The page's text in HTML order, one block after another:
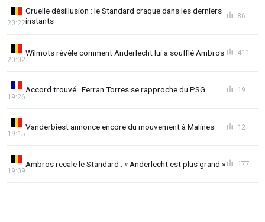
Cruelle désillusion : le Standard craque dans les derniers
instants
20:22
86
Wilmots révèle comment Anderlecht lui a soufflé Ambros
20:02
411
Accord trouvé : Ferran Torres se rapproche du PSG
19:26
19
Vanderbiest annonce encore du mouvement à Malines
19:15
12
Ambros recale le Standard : « Anderlecht est plus grand »
19:09
177